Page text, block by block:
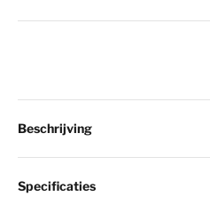
Beschrijving
Specificaties